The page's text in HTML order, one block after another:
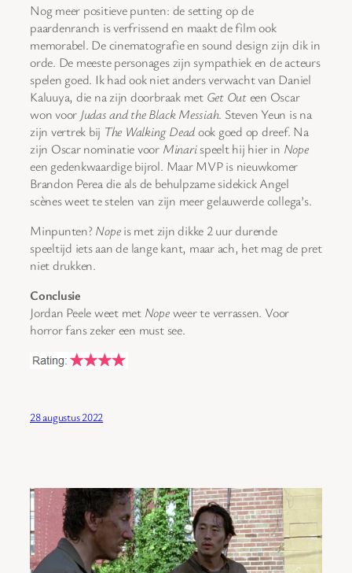
Nog meer positieve punten: de setting op de
paardenranch is verfrissend en maakt de film ook
memorabel. De cinematografie en sound design zijn dik in
orde. De meeste personages zijn sympathiek en de acteurs
spelen goed. Ik had ook niet anders verwacht van Daniel
Kaluuya, die na zijn doorbraak met Get Outeen Oscar
won voor Judas and the Black Messiah. Steven Yeun is na
zijn vertrek bij The Walking Deadook goed op dreef. Na
zijn Oscar nominatie voor Minarispeelt hij hier in Nope
een gedenkwaardige bijrol. Maar MVP is nieuwkomer
Brandon Perea die als de behulpzame sidekick Angel
scènes weet te stelen van zijn meer gelauwerde collega’s.
Minpunten?Nopeis met zijn dikke 2 uur durende
speeltijd iets aan de lange kant, maar ach, het mag de pret
niet drukken.
Conclusie
Jordan Peele weet met Nopeweer te verrassen. Voor
horror fans zeker een must see.
28 augustus 2022